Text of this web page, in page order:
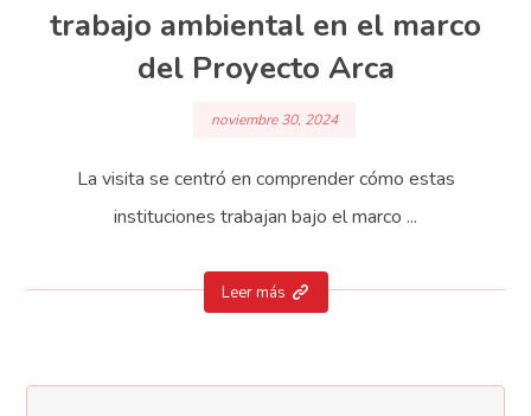
trabajo ambiental en el marco
del Proyecto Arca
noviembre 30, 2024
La visita se centró en comprender cómo estas
instituciones trabajan bajo el marco ...
Leer más